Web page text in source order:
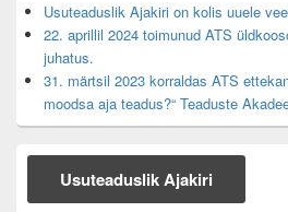
Usuteaduslik Ajakiri on kolis uuele
22. aprillil 2024 toimunud ATS
juhatus.
31. märtsil 2023 korraldas ATS
moodsa aja teadus?“ Teaduste
Usuteaduslik Ajakiri